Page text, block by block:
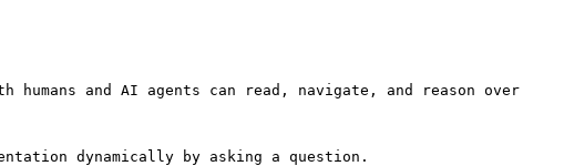
and AI agents can read, navigate, and reason over
dynamically by asking a question.